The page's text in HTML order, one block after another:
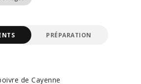
PRÉPARATION
de Cayenne